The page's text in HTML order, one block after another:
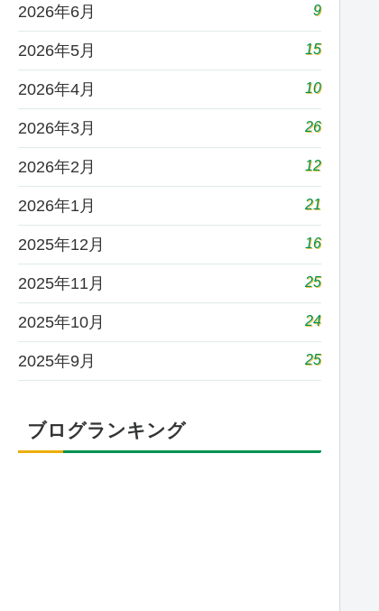
2026年6月 9
2026年5月 15
2026年4月 10
2026年3月 26
2026年2月 12
2026年1月 21
2025年12月 16
2025年11月 25
2025年10月 24
2025年9月 25
ブログランキング